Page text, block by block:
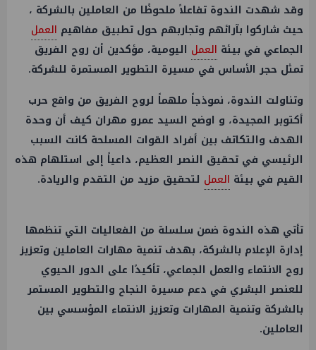
وقد شهدت الندوة تفاعلاً ملحوظًا من العاملين بالشركة ،
حيث شاركوا بآرائهم وتجاربهم حول تطبيق مفاهيم العمل
الجماعي في بيئة العمل اليومية، مؤكدين أن روح الفريق
تمثل حجر الأساس في مسيرة التطوير المستمرة للشركة.
وتناولت الندوة، نموذجاً ملهماً لروح الفريق من واقع حرب
أكتوبر المجيدة، و اوضح السيد عمرو مهران كيف أن وحدة
الهدف والتكاتف بين أفراد القوات المسلحة كانت السبب
الرئيسي في تحقيق النصر العظيم، داعياً إلى استلهام هذه
القيم في بيئة العمل لتحقيق مزيد من التقدم والريادة.
تأتي هذه الندوة ضمن سلسلة من الفعاليات التي تنظمها
إدارة الإعلام بالشركة، بهدف تنمية مهارات العاملين وتعزيز
روح الانتماء والعمل الجماعي، تأكيدًا على الدور الحيوي
للعنصر البشري في دعم مسيرة النجاح والتطوير المستمر
بالشركة وتنمية المهارات وتعزيز الانتماء المؤسسي بين
العاملين.